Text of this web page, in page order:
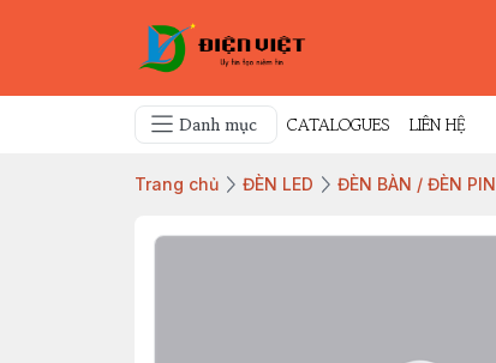
Danh mục CATALOGUES LIÊN HỆ
Trang chủ ĐÈN LED ĐÈN BÀN / ĐÈN PIN